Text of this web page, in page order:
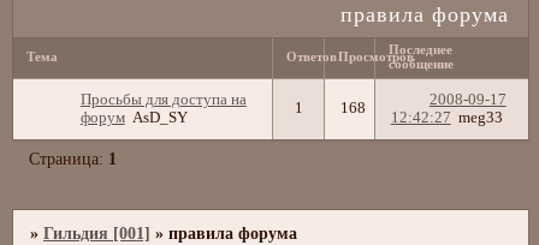
правила форума
Тема ОтветовПросмотровПоследнее
сообщение
Просьбы для доступа на
форум AsD_SY
1 168
2008-09-17
12:42:27 meg33
Страница: 1
»Гильдия [001] »правила форума